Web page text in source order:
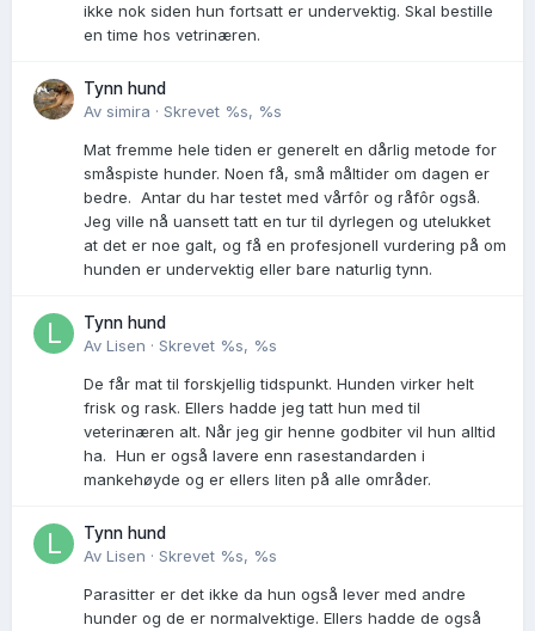
ikke nok siden hun fortsatt er undervektig. Skal bestille
en time hos vetrinæren.
Tynn hund
Av simira · Skrevet %s, %s
Mat fremme hele tiden er generelt en dårlig metode for
småspiste hunder. Noen få, små måltider om dagen er
bedre. Antar du har testet med vårfôr og råfôr også.
Jeg ville nå uansett tatt en tur til dyrlegen og utelukket
at det er noe galt, og få en profesjonell vurdering på om
hunden er undervektig eller bare naturlig tynn.
Tynn hund
Av Lisen · Skrevet %s, %s
De får mat til forskjellig tidspunkt. Hunden virker helt
frisk og rask. Ellers hadde jeg tatt hun med til
veterinæren alt. Når jeg gir henne godbiter vil hun alltid
ha. Hun er også lavere enn rasestandarden i
mankehøyde og er ellers liten på alle områder.
Tynn hund
Av Lisen · Skrevet %s, %s
Parasitter er det ikke da hun også lever med andre
hunder og de er normalvektige. Ellers hadde de også